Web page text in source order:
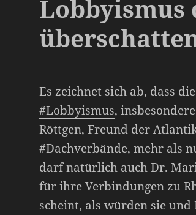
Es zeichnet sich ab, dass
#Lobbyismus,
Röttgen, Freund der
#Dachverbände, mehr als
darf natürlich auch Dr.
für ihre Verbindungen zu
scheint, als würden sie